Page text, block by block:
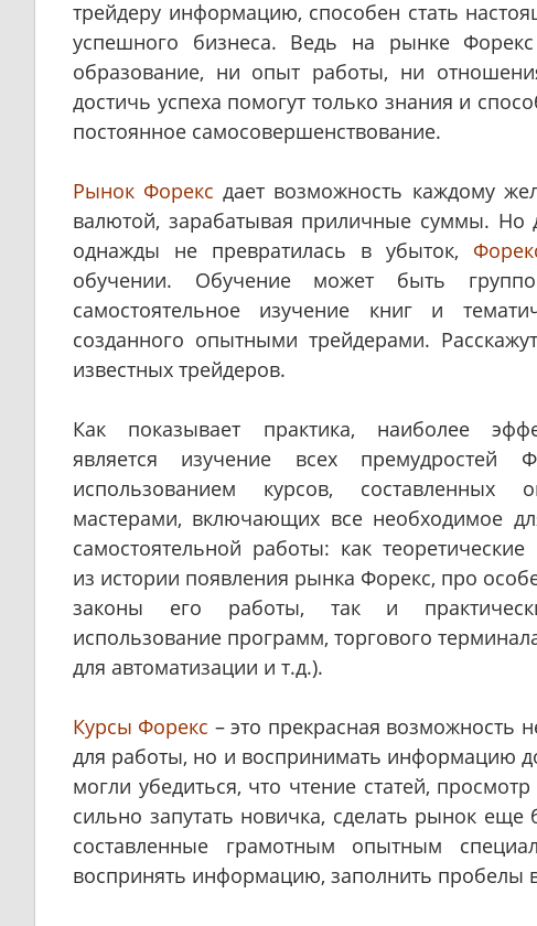
трейдеру информацию, способен стать
успешного бизнеса. Ведь на рынке
образование, ни опыт работы, ни
достичь успеха помогут только знания и
постоянное самосовершенствование.
Рынок Форекс дает возможность каждому
валютой, зарабатывая приличные суммы.
однажды не превратилась в убыток,
обучении. Обучение может быть
самостоятельное изучение книг и
созданного опытными трейдерами.
известных трейдеров.
Как показывает практика, наиболее
является изучение всех премудростей
использованием курсов, составленных
мастерами, включающих все необходимое
самостоятельной работы: как теоретические
из истории появления рынка Форекс, про
законы его работы, так и
использование программ, торгового
для автоматизации и т.д.).
Курсы Форекс – это прекрасная возможность
для работы, но и воспринимать информацию
могли убедиться, что чтение статей,
сильно запутать новичка, сделать рынок
составленные грамотным опытным
воспринять информацию, заполнить пробелы